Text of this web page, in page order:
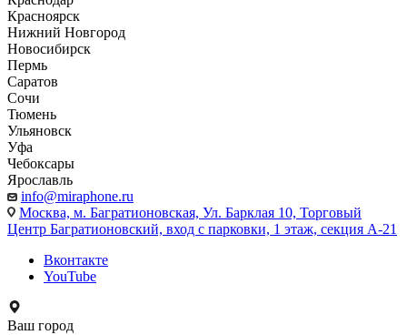
Красноярск
Нижний Новгород
Новосибирск
Пермь
Саратов
Сочи
Тюмень
Ульяновск
Уфа
Чебоксары
Ярославль
info@miraphone.ru
Москва, м. Багратионовская, Ул. Барклая 10, Торговый
Центр Багратионовский, вход с парковки, 1 этаж, секция А-21
Вконтакте
YouTube
Ваш город